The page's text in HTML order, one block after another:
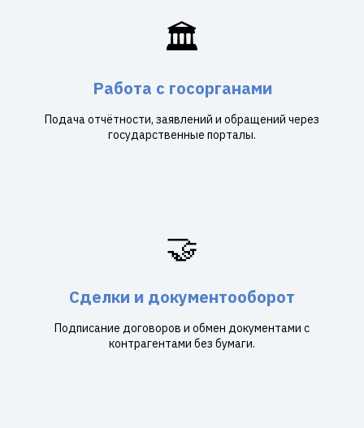
🏛️
Работа с госорганами
Подача отчётности, заявлений и обращений через
государственные порталы.
🤝
Сделки и документооборот
Подписание договоров и обмен документами с
контрагентами без бумаги.